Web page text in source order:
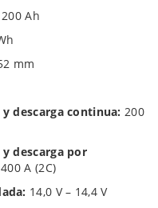
200 Ah
mm
descarga continua: 200
descarga por
400 A (2C)
14,0 V – 14,4 V